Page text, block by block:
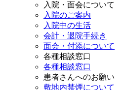
入院・面会について
入院のご案内
入院中の生活
会計・退院手続き
面会・付添について
各種相談窓口
各種相談窓口
患者さんへのお願い
敷地内禁煙について